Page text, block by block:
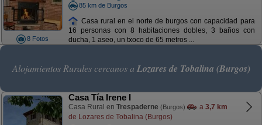
8 Fotos
85 km de Burgos
Casa rural en el norte de burgos con capacidad para
16 personas con 8 habitaciones dobles, 3 baños con
ducha, 1 aseo, un txoco de 65 metros ...
Alojamientos Rurales cercanos a Lozares de Tobalina (Burgos)
Casa Tía Irene I
Casa Rural en Trespaderne (Burgos) a 3,7 km
de Lozares de Tobalina (Burgos)